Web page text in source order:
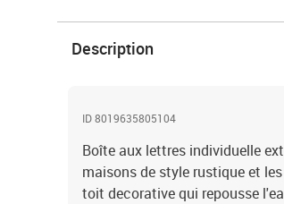
Description
ID 8019635805104
Boîte aux lettres individuelle
maisons de style rustique et
toit decorative qui repousse